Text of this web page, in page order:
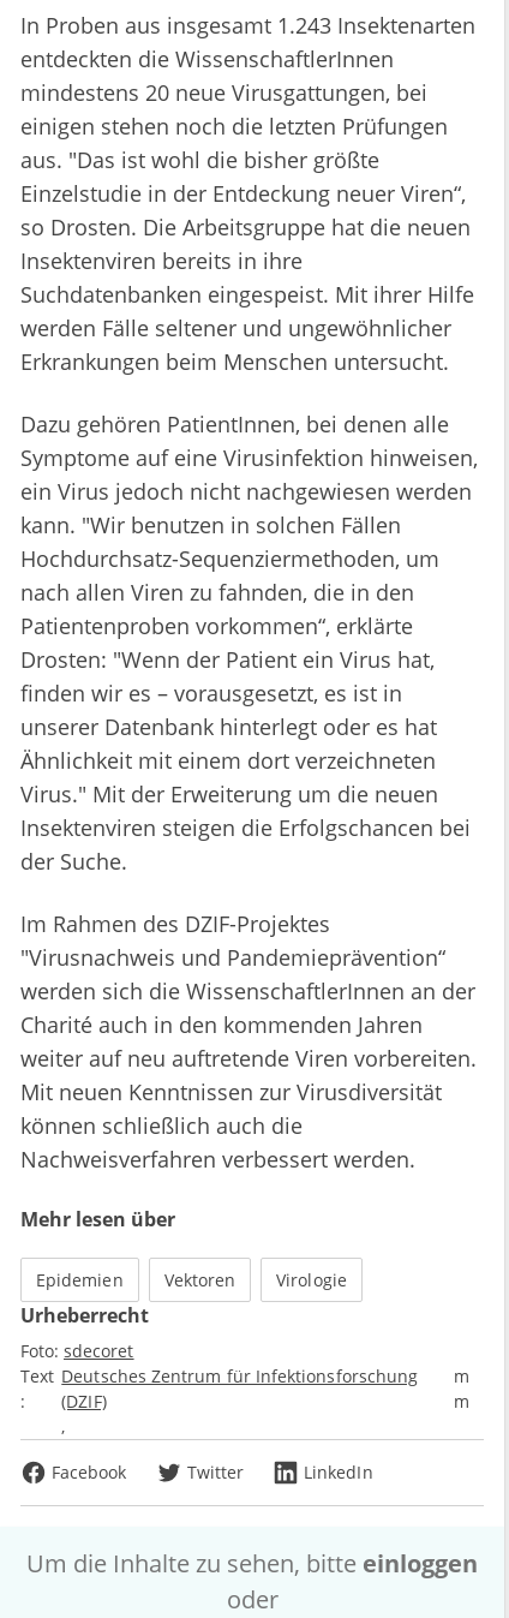
In Proben aus insgesamt 1.243 Insektenarten
entdeckten die WissenschaftlerInnen
mindestens 20 neue Virusgattungen, bei
einigen stehen noch die letzten Prüfungen
aus. "Das ist wohl die bisher größte
Einzelstudie in der Entdeckung neuer Viren“,
so Drosten. Die Arbeitsgruppe hat die neuen
Insektenviren bereits in ihre
Suchdatenbanken eingespeist. Mit ihrer Hilfe
werden Fälle seltener und ungewöhnlicher
Erkrankungen beim Menschen untersucht.
Dazu gehören PatientInnen, bei denen alle
Symptome auf eine Virusinfektion hinweisen,
ein Virus jedoch nicht nachgewiesen werden
kann. "Wir benutzen in solchen Fällen
Hochdurchsatz-Sequenziermethoden, um
nach allen Viren zu fahnden, die in den
Patientenproben vorkommen“, erklärte
Drosten: "Wenn der Patient ein Virus hat,
finden wir es – vorausgesetzt, es ist in
unserer Datenbank hinterlegt oder es hat
Ähnlichkeit mit einem dort verzeichneten
Virus." Mit der Erweiterung um die neuen
Insektenviren steigen die Erfolgschancen bei
der Suche.
Im Rahmen des DZIF-Projektes
"Virusnachweis und Pandemieprävention“
werden sich die WissenschaftlerInnen an der
Charité auch in den kommenden Jahren
weiter auf neu auftretende Viren vorbereiten.
Mit neuen Kenntnissen zur Virusdiversität
können schließlich auch die
Nachweisverfahren verbessert werden.
Mehr lesen über
Epidemien Vektoren Virologie
Urheberrecht
Foto: sdecoret
Text
:
Deutsches Zentrum für Infektionsforschung
(DZIF)
m
m
Facebook Twitter LinkedIn
Um die Inhalte zu sehen, bitte einloggen
oder